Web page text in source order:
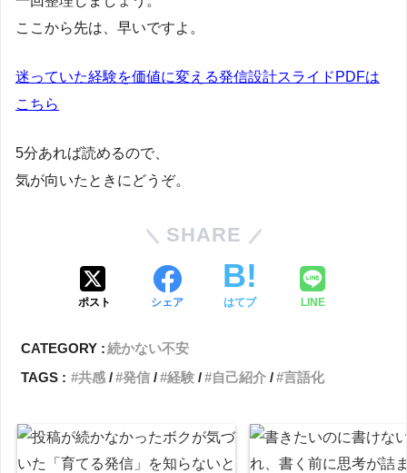
ここから先は、早いですよ。
迷っていた経験を価値に変える発信設計スライドPDFは
こちら
5分あれば読めるので、
気が向いたときにどうぞ。
SHARE
ポスト シェア はてブ LINE
CATEGORY :続かない不安
TAGS :
共感 発信 経験 自己紹介 言語化